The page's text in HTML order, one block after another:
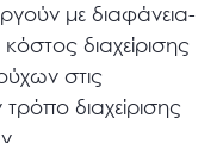
με διαφάνεια-
διαχείρισης
στις
διαχείρισης